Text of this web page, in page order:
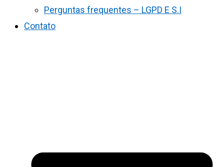
Perguntas frequentes – LGPD E S.I
Contato